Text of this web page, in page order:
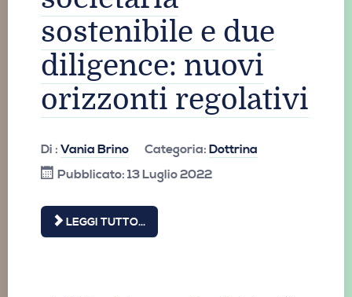
sostenibile e due
diligence: nuovi
orizzonti regolativi
Di : Vania Brino Categoria: Dottrina
Pubblicato: 13 Luglio 2022
LEGGI TUTTO...